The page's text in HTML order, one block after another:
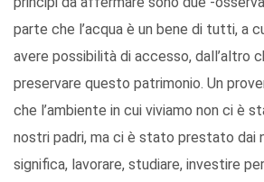
parte che l’acqua è un bene di tutti, a
avere possibilità di accesso, dall’altro
preservare questo patrimonio. Un
che l’ambiente in cui viviamo non ci è
nostri padri, ma ci è stato prestato dai
significa, lavorare, studiare, investire